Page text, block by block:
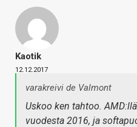
Kaotik
12.12.2017
varakreivi de Valmont
Uskoo ken tahtoo.
vuodesta 2016, ja